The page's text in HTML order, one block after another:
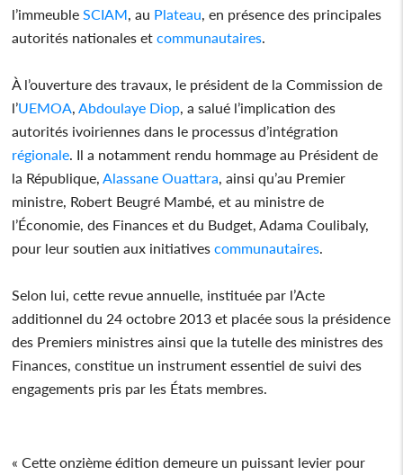
l’immeuble SCIAM, au Plateau, en présence des principales
autorités nationales et communautaires.
À l’ouverture des travaux, le président de la Commission de
l’UEMOA, Abdoulaye Diop, a salué l’implication des
autorités ivoiriennes dans le processus d’intégration
régionale. Il a notamment rendu hommage au Président de
la République, Alassane Ouattara, ainsi qu’au Premier
ministre, Robert Beugré Mambé, et au ministre de
l’Économie, des Finances et du Budget, Adama Coulibaly,
pour leur soutien aux initiatives communautaires.
Selon lui, cette revue annuelle, instituée par l’Acte
additionnel du 24 octobre 2013 et placée sous la présidence
des Premiers ministres ainsi que la tutelle des ministres des
Finances, constitue un instrument essentiel de suivi des
engagements pris par les États membres.
« Cette onzième édition demeure un puissant levier pour